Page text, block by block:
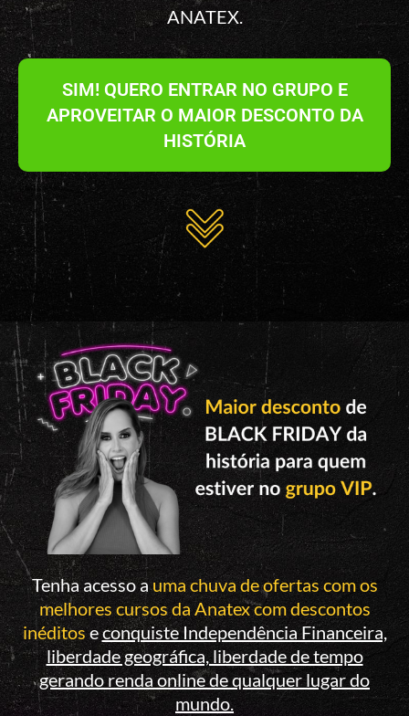
ANATEX.
SIM! QUERO ENTRAR NO GRUPO E
APROVEITAR O MAIOR DESCONTO DA
HISTÓRIA
Tenha acesso auma chuva de ofertas com os
melhores cursos da Anatex com descontos
inéditoseconquiste Independência Financeira,
liberdade geográfica, liberdade de tempo
gerando renda online de qualquer lugar do
mundo.